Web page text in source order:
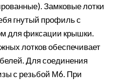
Замковые лотки
гнутый профиль с
для фиксации крышки.
лотков обеспечивает
Для соединения
с резьбой М6. При